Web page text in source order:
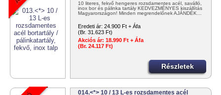
10 literes, fekvő hengeres rozsdamentes acél, saválló,
inox bor és pálinka tartály KEDVEZMÉNYES kiszállítás
Magyarországon! Minden megrendelőnek AJÁNDÉK…
Eredeti ár: 24.900 Ft + Áfa
(Br. 31.623 Ft)
Akciós ár: 18.990 Ft + Áfa
(Br. 24.117 Ft)
Részletek
014.<*> 10 / 13 L-es rozsdamentes acél